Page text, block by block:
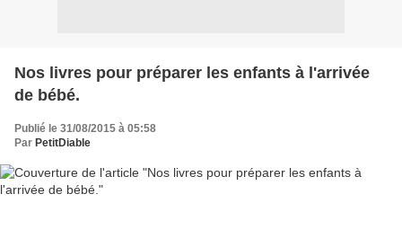
Nos livres pour préparer les enfants à l'arrivée
de bébé.
Publié le 31/08/2015 à 05:58
Par PetitDiable